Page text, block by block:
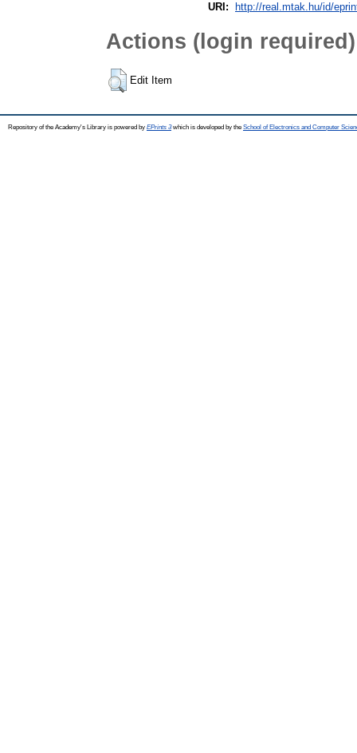
URI: http://real.mtak.hu/id/
Actions (login required)
Edit Item
Repository of the Academy's Library is powered by EPrints 3which is developed by the School of Electronics and Computer